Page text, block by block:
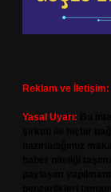
Reklam ve İletişim:
Yasal Uyarı: